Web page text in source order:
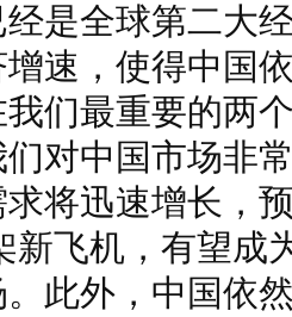
经是全球第二大
增速，使得中国
我们最重要的两
对中国市场非
将迅速增长，
新飞机，有望成
。此外，中国依